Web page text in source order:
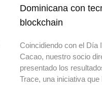
Dominicana con
blockchain
Coincidiendo con el Día
Cacao, nuestro socio
presentado los
Trace, una iniciativa que